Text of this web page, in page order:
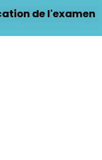
de l'examen